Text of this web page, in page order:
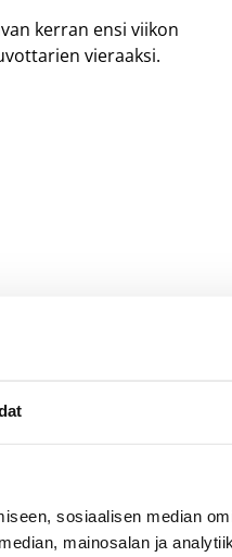
sosiaalisen median
mainosalan ja
kerran ensi viikon
vieraaksi.